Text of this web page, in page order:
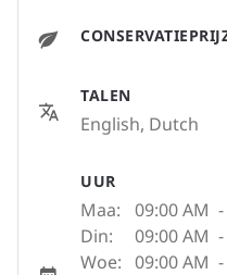
TALEN
English, Dutch
UUR
Maa: 09:00 AM -
Din:
09:00 AM -
Woe: 09:00 AM -